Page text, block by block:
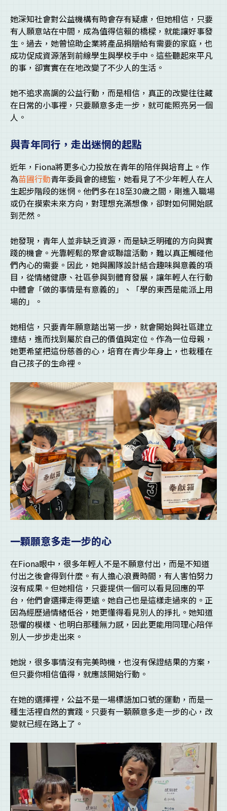
她深知社會對公益機構有時會存有疑慮，但她相信，只要
有人願意站在中間，成為值得信賴的橋樑，就能讓好事發
生。過去，她曾協助企業將產品捐贈給有需要的家庭，也
成功促成資源落到前線學生與學校手中。這些聽起來平凡
的事，卻實實在在地改變了不少人的生活。
她不追求高調的公益行動，而是相信，真正的改變往往藏
在日常的小事裡，只要願意多走一步，就可能照亮另一個
人。
與青年同行，走出迷惘的起點
近年，Fiona將更多心力投放在青年的陪伴與培育上。作
為苗圃行動青年委員會的總監，她看見了不少年輕人在人
生起步階段的迷惘。他們多在18至30歲之間，剛進入職場
或仍在摸索未來方向，對理想充滿想像，卻對如何開始感
到茫然。
她發現，青年人並非缺乏資源，而是缺乏明確的方向與實
踐的機會。光靠輕鬆的聚會或聯誼活動，難以真正觸碰他
們內心的需要。因此，她與團隊設計結合趣味與意義的項
目，從情緒健康、社區參與到體育發展，讓年輕人在行動
中體會「做的事情是有意義的」、「學的東西是能派上用
場的」。
她相信，只要青年願意踏出第一步，就會開始與社區建立
連結，進而找到屬於自己的價值與定位。作為一位母親，
她更希望把這份慈善的心，培育在青少年身上，也栽種在
自己孩子的生命裡。
一顆願意多走一步的心
在Fiona眼中，很多年輕人不是不願意付出，而是不知道
付出之後會得到什麼。有人擔心浪費時間，有人害怕努力
沒有成果。但她相信，只要提供一個可以看見回應的平
台，他們會選擇走得更遠。她自己也是這樣走過來的。正
因為經歷過情緒低谷，她更懂得看見別人的掙扎。她知道
恐懼的模樣、也明白那種無力感，因此更能用同理心陪伴
別人一步步走出來。
她說，很多事情沒有完美時機，也沒有保證結果的方案，
但只要你相信值得，就應該開始行動。
在她的選擇裡，公益不是一場標語加口號的運動，而是一
種生活裡自然的實踐。只要有一顆願意多走一步的心，改
變就已經在路上了。